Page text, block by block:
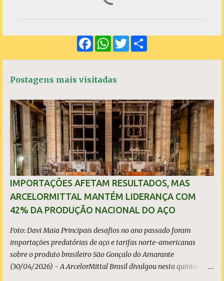
t
r
i
o
s
F
a
o
W
h
A
T
w
Postagens mais visitadas
IMPORTAÇÕES AFETAM RESULTADOS, MAS
ARCELORMITTAL MANTÉM LIDERANÇA COM
42% DA PRODUÇÃO NACIONAL DO AÇO
Foto: Davi Maia Principais desafios no ano passado foram
importações predatórias de aço e tarifas norte-americanas
sobre o produto brasileiro São Gonçalo do Amarante
(30/04/2026) - A ArcelorMittal Brasil divulgou nesta quinta-